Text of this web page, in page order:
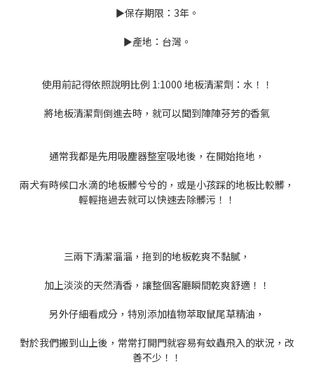
►保存期限：3年。
►產地：台灣。
使用前記得依照說明比例 1:1000 地板清潔劑：水！！
將地板清潔劑倒進去時，就可以聞到陣陣芬芳的香氣
通常我都是先用吸塵器整室吸地後，在開始拖地，
兩犬有時候口水滴的地板髒兮兮的，或是小孩踩的地板比較髒，
輕輕拖過去就可以快速去除髒污！！
三兩下清潔溜溜，拖到的地板乾爽不黏膩，
加上淡淡的天然清香，讓整個客廳瞬間乾爽舒適！！
另外仔細看成分，特別添加植物萃取鼠尾草精油，
對於我們搬到山上後，常常打開門就容易有蚊蟲飛入的狀況，改
善不少！！